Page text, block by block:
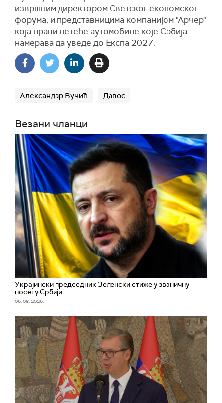
извршним директором Светског економског
форума, и представницима компанијом "Арчер"
која прави летеће аутомобиле које Србија
намерава да уведе до Експа 2027.
Александар Вучић Давос
Везани чланци
Украјински председник Зеленски стиже у званичну
посету Србији
06. 08. 2026.